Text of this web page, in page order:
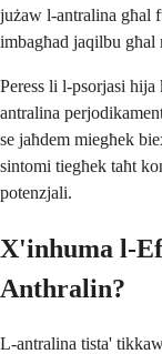
jużaw l-antralina għal
imbagħad jaqilbu għal
Peress li l-psorjasi
antralina
se jaħdem miegħek
sintomi tiegħek taħt
potenzjali.
X'inhuma l-
Anthralin?
L-antralina tista'